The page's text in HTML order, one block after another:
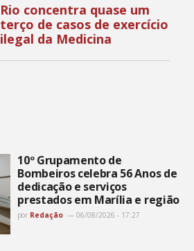
Rio concentra quase um
terço de casos de exercício
ilegal da Medicina
10º Grupamento de
Bombeiros celebra 56 Anos de
dedicação e serviços
prestados em Marília e região
por Redação 06/08/2026 - 17:27